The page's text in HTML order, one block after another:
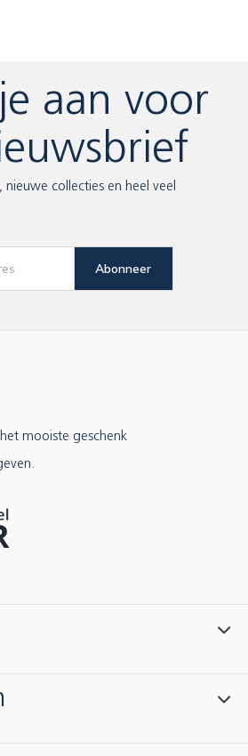
aan voor
collecties en heel veel
Abonneer
mooiste geschenk